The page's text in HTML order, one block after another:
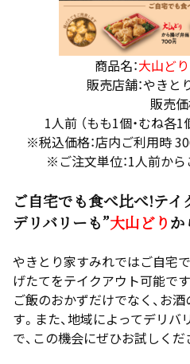
商品名：大山どり
販売店舗：やきと
販売価
1人前 （もも1個・むね各1
※税込価格：店内ご利用時
※ご注文単位：1人前から
ご自宅でも食べ比べ!テイ
デリバリーも”大山どりか
やきとり家すみれではご自宅
げたてをテイクアウト可能です
ご飯のおかずだけでなく、お
す。また、地域によってデリ
で、この機会にぜひお試しくだ